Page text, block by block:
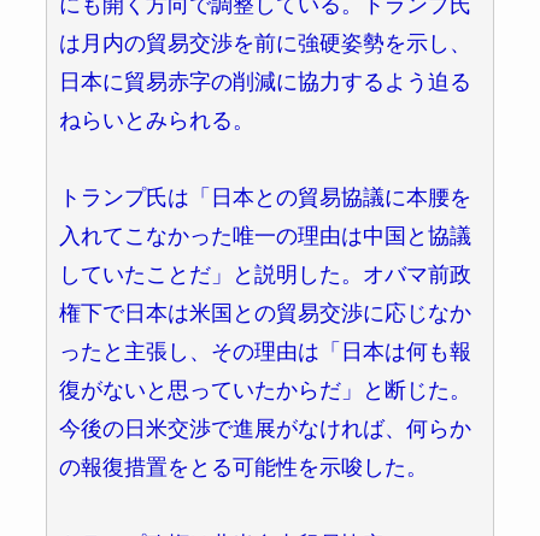
は月内の貿易交渉を前に強硬姿勢を示し、
日本に貿易赤字の削減に協力するよう迫る
ねらいとみられる。
トランプ氏は「日本との貿易協議に本腰を
入れてこなかった唯一の理由は中国と協議
していたことだ」と説明した。オバマ前政
権下で日本は米国との貿易交渉に応じなか
ったと主張し、その理由は「日本は何も報
復がないと思っていたからだ」と断じた。
今後の日米交渉で進展がなければ、何らか
の報復措置をとる可能性を示唆した。